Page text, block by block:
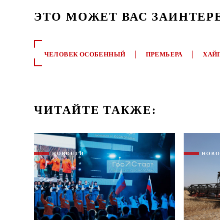
ЭТО МОЖЕТ ВАС
ЧЕЛОВЕК ОСОБЕННЫЙ ПРЕМЬЕРА
ЧИТАЙТЕ ТАКЖЕ:
НОВОСТИ